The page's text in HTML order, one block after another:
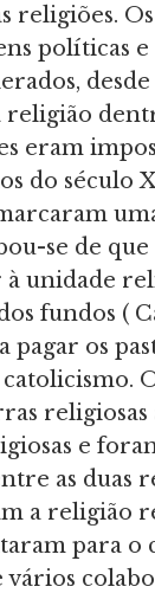
religiões.
políticas
desde
religião
eram
do século
se de que
unidade
fundos (
pagar os
religiosas
e
as duas
a religião
para o